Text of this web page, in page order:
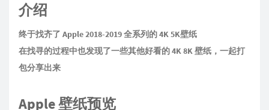
介绍
终于找齐了 Apple 2018-2019 全系列的 4K 5K壁纸
在找寻的过程中也发现了一些其他好看的 4K 8K 壁纸，一起打
包分享出来
Apple 壁纸预览